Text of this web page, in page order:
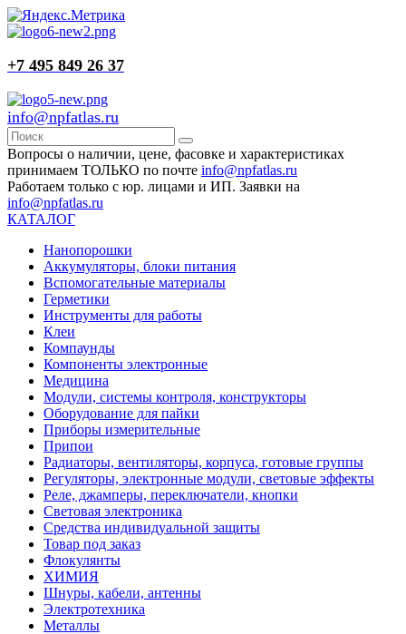
+7 495 849 26 37
info@npfatlas.ru
Вопросы о наличии, цене, фасовке и характеристиках
принимаем ТОЛЬКО по почте info@npfatlas.ru
Работаем только с юр. лицами и ИП. Заявки на
info@npfatlas.ru
КАТАЛОГ
Нанопорошки
Аккумуляторы, блоки питания
Вспомогательные материалы
Герметики
Инструменты для работы
Клеи
Компаунды
Компоненты электронные
Медицина
Модули, системы контроля, конструкторы
Оборудование для пайки
Приборы измерительные
Припои
Радиаторы, вентиляторы, корпуса, готовые группы
Регуляторы, электронные модули, световые эффекты
Реле, джамперы, переключатели, кнопки
Световая электроника
Средства индивидуальной защиты
Товар под заказ
Флокулянты
ХИМИЯ
Шнуры, кабели, антенны
Электротехника
Металлы